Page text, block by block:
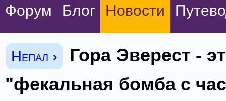
Форум Блог Новости
Непал ›
Гора Эверест -
"фекальная бомба с